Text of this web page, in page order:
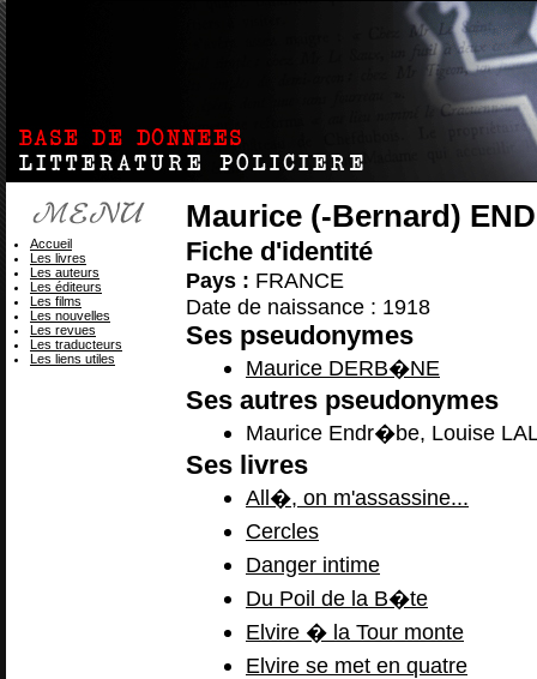
Maurice (-Bernard)
Fiche d'identité
Pays : FRANCE
Date de naissance : 1918
Ses pseudonymes
Maurice DERB�NE
Ses autres pseudonymes
Maurice Endr�be, Louise
Ses livres
All�, on m'assassine...
Cercles
Danger intime
Du Poil de la B�te
Elvire � la Tour monte
Elvire se met en quatre
Accueil
Les livres
Les auteurs
Les éditeurs
Les films
Les nouvelles
Les revues
Les traducteurs
Les liens utiles